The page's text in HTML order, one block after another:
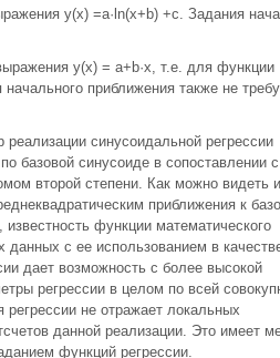
y(x) =a·ln(x+b) +c. Задания
y(x) = a+b·x, т.е. для функции
приближения также не
синусоидальной регрессии
базовой синусоиде в сопоставлении с
второй степени. Как можно видеть
приближения к
функции математического
данных с ее использованием в
дает возможность с более высокой
регрессии в целом по всей
не отражает локальных
данной реализации. Это имеет
функций регрессии.